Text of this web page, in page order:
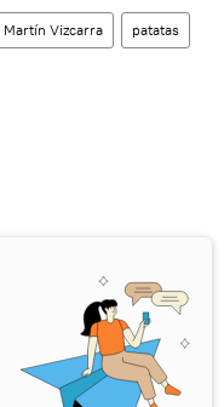
Martín Vizcarra patatas